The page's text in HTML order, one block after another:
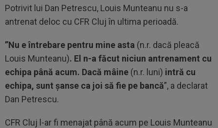
Potrivit lui Dan Petrescu, Louis Munteanu nu s-a
antrenat deloc cu CFR Cluj în ultima perioadă.
”Nu e întrebare pentru mine asta (n.r. dacă pleacă
Louis Munteanu). El n-a făcut niciun antrenament cu
echipa până acum. Dacă mâine (n.r. luni) intră cu
echipa, sunt șanse ca joi să fie pe bancă”, a declarat
Dan Petrescu.
CFR Cluj l-ar fi menajat până acum pe Louis Munteanu